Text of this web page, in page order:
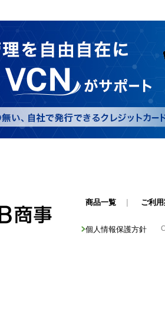
商品一覧 | ご利
個人情報保護方針